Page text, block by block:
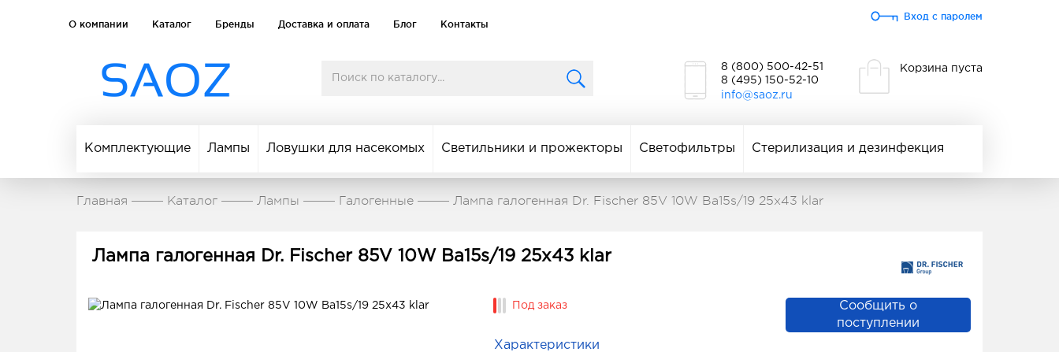
О компании Каталог Бренды Доставка и оплата Блог Контакты
Вход с паролем
8 (800) 500-42-51
8 (495) 150-52-10
info@saoz.ru
Корзина пуста
Комплектующие Лампы Ловушки для насекомых Светильники и прожекторы Светофильтры Стерилизация и дезинфекция
Главная Каталог Лампы Галогенные Лампа галогенная Dr. Fischer 85V 10W Ba15s/19 25x43 klar
Лампа галогенная Dr. Fischer 85V 10W Ba15s/19 25x43 klar
Под заказ
Сообщить о
поступлении
Характеристики